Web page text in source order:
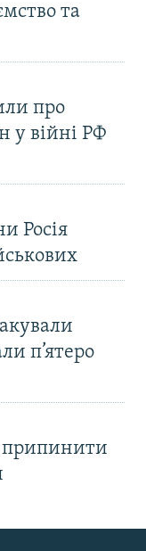
та
про
у війні РФ
Росія
п’ятеро
припинити